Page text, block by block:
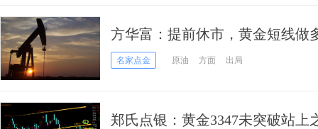
方华富：提前休市，黄金短线做
名家点金 原油 方面 出局
郑氏点银：黄金3347未突破站上